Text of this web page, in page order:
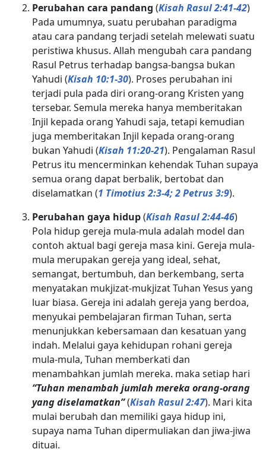
Perubahan cara pandang (Kisah Rasul 2:41-42)
Pada umumnya, suatu perubahan paradigma
atau cara pandang terjadi setelah melewati suatu
peristiwa khusus. Allah mengubah cara pandang
Rasul Petrus terhadap bangsa-bangsa bukan
Yahudi (Kisah 10:1-30). Proses perubahan ini
terjadi pula pada diri orang-orang Kristen yang
tersebar. Semula mereka hanya memberitakan
Injil kepada orang Yahudi saja, tetapi kemudian
juga memberitakan Injil kepada orang-orang
bukan Yahudi (Kisah 11:20-21). Pengalaman Rasul
Petrus itu mencerminkan kehendak Tuhan supaya
semua orang dapat berbalik, bertobat dan
diselamatkan (1 Timotius 2:3-4; 2 Petrus 3:9).
Perubahan gaya hidup(Kisah Rasul 2:44-46)
Pola hidup gereja mula-mula adalah model dan
contoh aktual bagi gereja masa kini. Gereja mula-
mula merupakan gereja yang ideal, sehat,
semangat, bertumbuh, dan berkembang, serta
menyatakan mukjizat-mukjizat Tuhan Yesus yang
luar biasa. Gereja ini adalah gereja yang berdoa,
menyukai pembelajaran firman Tuhan, serta
menunjukkan kebersamaan dan kesatuan yang
indah. Melalui gaya kehidupan rohani gereja
mula-mula, Tuhan memberkati dan
menambahkan jumlah mereka. maka setiap hari
“Tuhan menambah jumlah mereka orang-orang
yang diselamatkan”(Kisah Rasul 2:47). Mari kita
mulai berubah dan memiliki gaya hidup ini,
supaya nama Tuhan dipermuliakan dan jiwa-jiwa
dituai.